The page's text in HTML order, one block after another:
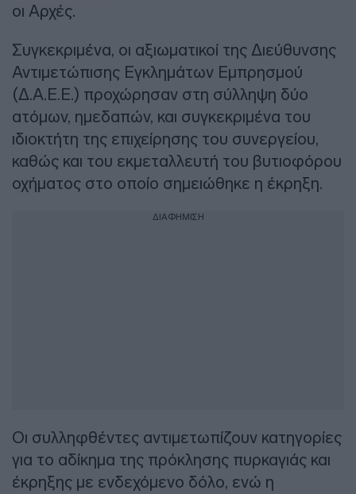
οι Αρχές.
Συγκεκριμένα, οι αξιωματικοί της Διεύθυνσης
Αντιμετώπισης Εγκλημάτων Εμπρησμού
(Δ.Α.Ε.Ε.) προχώρησαν στη σύλληψη δύο
ατόμων, ημεδαπών, και συγκεκριμένα του
ιδιοκτήτη της επιχείρησης του συνεργείου,
καθώς και του εκμεταλλευτή του βυτιοφόρου
οχήματος στο οποίο σημειώθηκε η έκρηξη.
ΔΙΑΦΗΜΙΣΗ
Οι συλληφθέντες αντιμετωπίζουν κατηγορίες
για το αδίκημα της πρόκλησης πυρκαγιάς και
έκρηξης με ενδεχόμενο δόλο, ενώ η